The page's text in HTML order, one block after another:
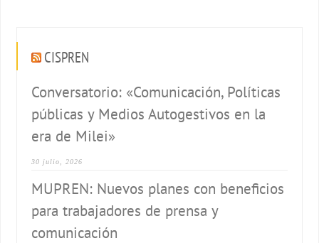
CISPREN
Conversatorio: «Comunicación, Políticas
públicas y Medios Autogestivos en la
era de Milei»
30 julio, 2026
MUPREN: Nuevos planes con beneficios
para trabajadores de prensa y
comunicación